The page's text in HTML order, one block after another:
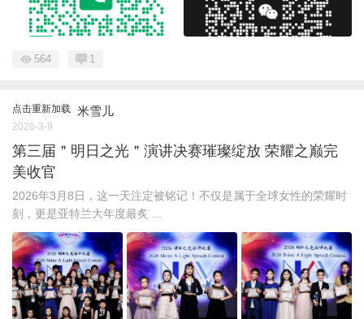
564 1
点击重新加载 米雪儿
2026-3-9
第三届＂明日之光＂演讲决赛璀璨绽放 荣耀之巅完
美收官
2026年3月8日，这一天注定被铭记！不仅是属于全球女性的荣耀时
刻，更是亚特兰大年度最炙 ...